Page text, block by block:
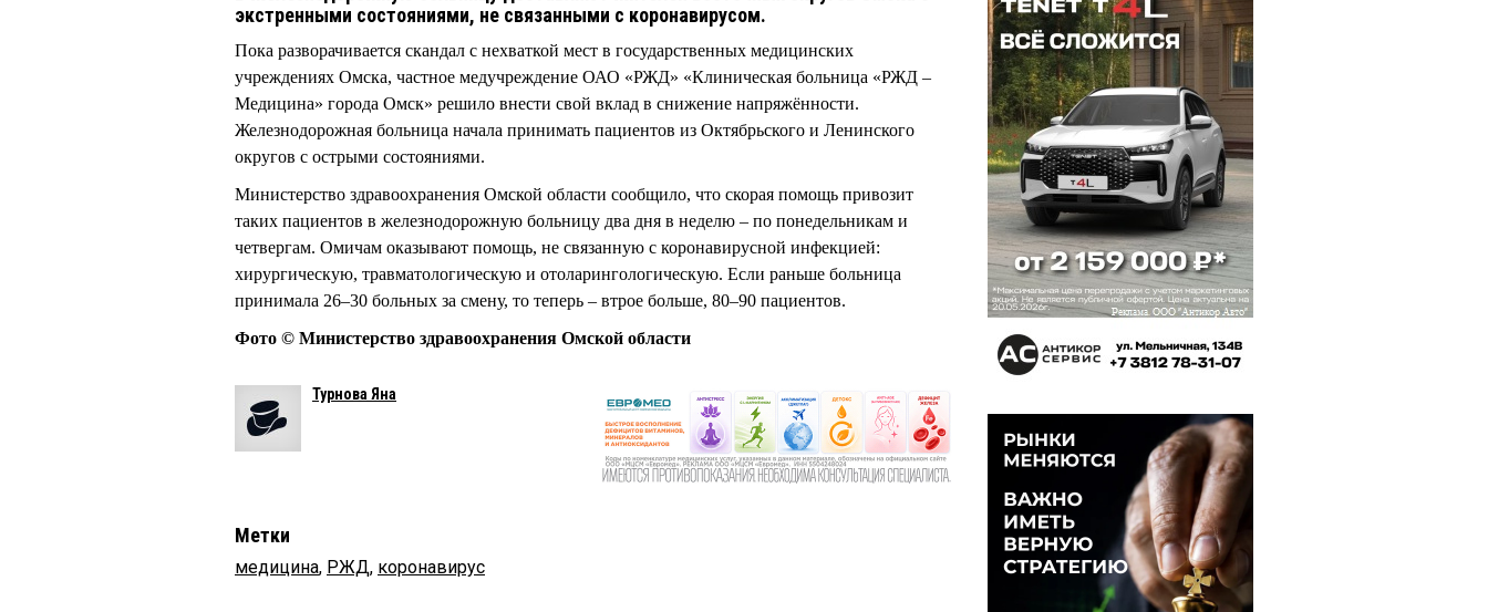
экстренными состояниями, не связанными с коронавирусом.
Пока разворачивается скандал с нехваткой мест в государственных медицинских
учреждениях Омска, частное медучреждение ОАО «РЖД» «Клиническая больница «РЖД –
Медицина» города Омск» решило внести свой вклад в снижение напряжённости.
Железнодорожная больница начала принимать пациентов из Октябрьского и Ленинского
округов с острыми состояниями.
Министерство здравоохранения Омской области сообщило, что скорая помощь привозит
таких пациентов в железнодорожную больницу два дня в неделю – по понедельникам и
четвергам. Омичам оказывают помощь, не связанную с коронавирусной инфекцией:
хирургическую, травматологическую и отоларингологическую. Если раньше больница
принимала 26–30 больных за смену, то теперь – втрое больше, 80–90 пациентов.
Фото © Министерство здравоохранения Омской области
Турнова Яна
Метки
медицина, РЖД, коронавирус